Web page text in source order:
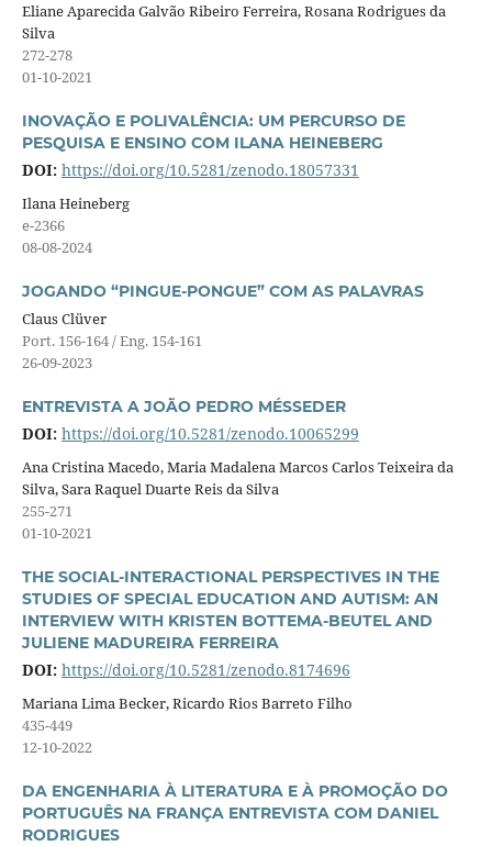
Eliane Aparecida Galvão Ribeiro Ferreira, Rosana Rodrigues da
Silva
272-278
01-10-2021
INOVAÇÃO E POLIVALÊNCIA: UM PERCURSO DE
PESQUISA E ENSINO COM ILANA HEINEBERG
DOI: https://doi.org/10.5281/zenodo.18057331
Ilana Heineberg
e-2366
08-08-2024
JOGANDO “PINGUE-PONGUE” COM AS PALAVRAS
Claus Clüver
Port. 156-164 / Eng. 154-161
26-09-2023
ENTREVISTA A JOÃO PEDRO MÉSSEDER
DOI: https://doi.org/10.5281/zenodo.10065299
Ana Cristina Macedo, Maria Madalena Marcos Carlos Teixeira da
Silva, Sara Raquel Duarte Reis da Silva
255-271
01-10-2021
THE SOCIAL-INTERACTIONAL PERSPECTIVES IN THE
STUDIES OF SPECIAL EDUCATION AND AUTISM: AN
INTERVIEW WITH KRISTEN BOTTEMA-BEUTEL AND
JULIENE MADUREIRA FERREIRA
DOI: https://doi.org/10.5281/zenodo.8174696
Mariana Lima Becker, Ricardo Rios Barreto Filho
435-449
12-10-2022
DA ENGENHARIA À LITERATURA E À PROMOÇÃO DO
PORTUGUÊS NA FRANÇA ENTREVISTA COM DANIEL
RODRIGUES